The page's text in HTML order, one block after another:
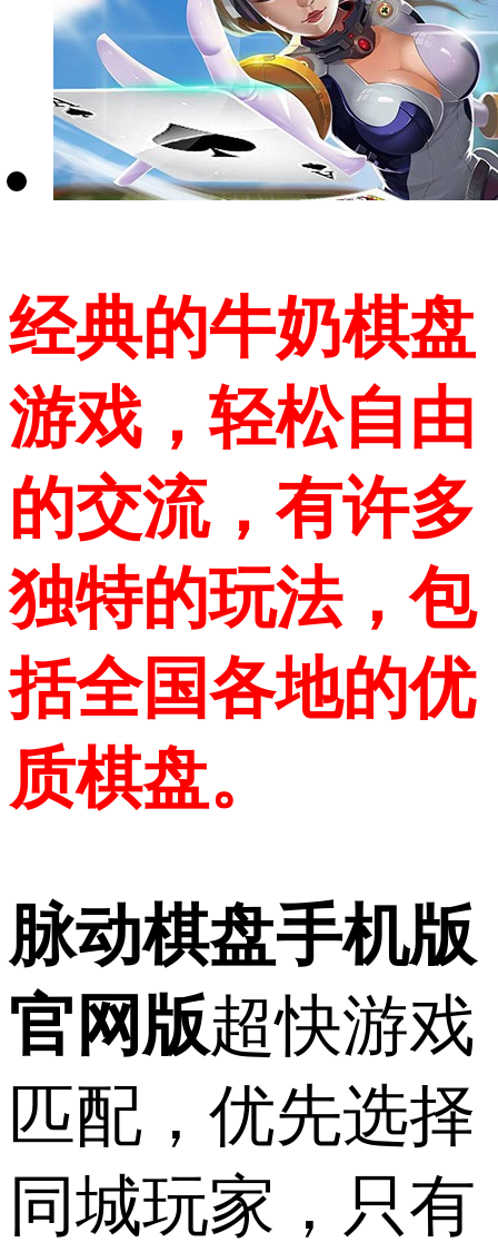
经典的牛奶棋盘
游戏，轻松自由
的交流，有许多
独特的玩法，包
括全国各地的优
质棋盘。
脉动棋盘手机版
官网版超快游戏
匹配，优先选择
同城玩家，只有